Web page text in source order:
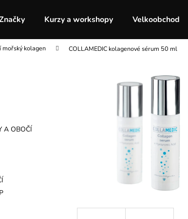
Kurzy a workshopy Velkoobchod
mořský kolagen COLLAMEDIC kolagenové sérum 50 ml
A OBOČÍ
Co potřebujete najít?
Doporučujeme